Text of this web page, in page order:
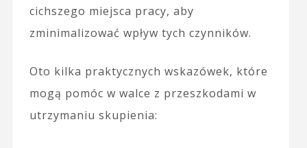
cichszego miejsca pracy, aby
zminimalizować wpływ tych czynników.
Oto kilka praktycznych wskazówek, które
mogą pomóc w walce z przeszkodami w
utrzymaniu skupienia: